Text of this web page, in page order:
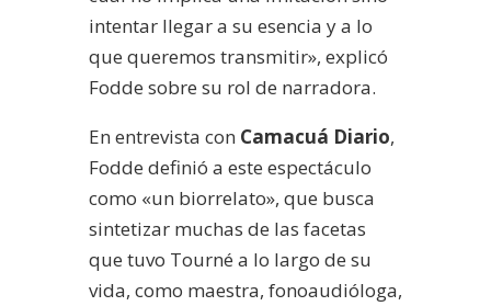
intentar llegar a su esencia y a lo
que queremos transmitir», explicó
Fodde sobre su rol de narradora.
En entrevista con Camacuá Diario,
Fodde definió a este espectáculo
como «un biorrelato», que busca
sintetizar muchas de las facetas
que tuvo Tourné a lo largo de su
vida, como maestra, fonoaudióloga,